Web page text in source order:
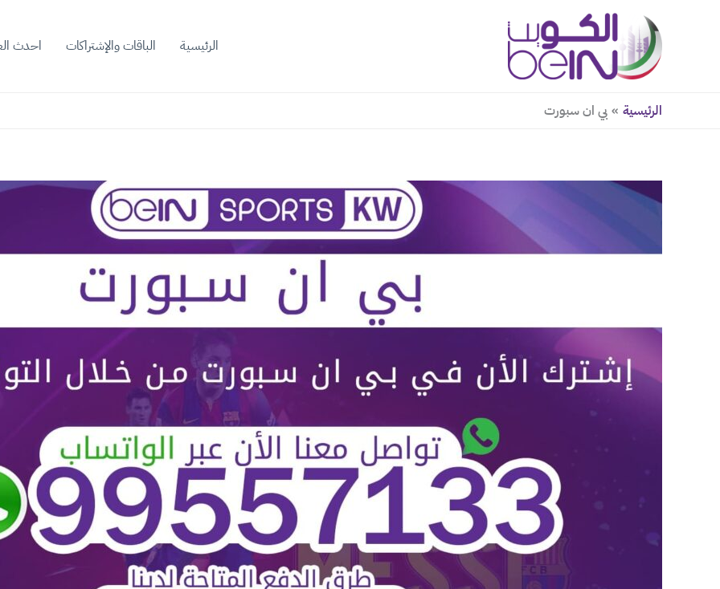
الرئيسية الباقات والإشتراكات احدث
الرئيسية بي ان سبورت